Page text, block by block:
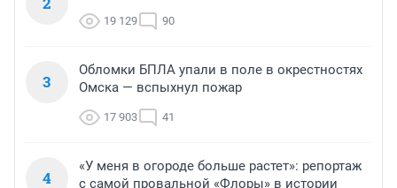
19 129 90
3
Обломки БПЛА упали в поле в окрестностях
Омска — вспыхнул пожар
17 903 41
4
«У меня в огороде больше растет»: репортаж
с самой провальной «Флоры» в истории